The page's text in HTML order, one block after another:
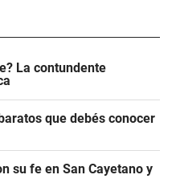
La contundente
que debés conocer
su fe en San Cayetano y